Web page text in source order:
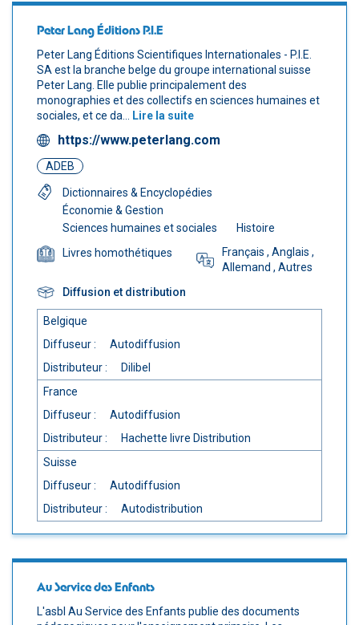
Peter Lang Éditions P.I.E
Peter Lang Éditions Scientifiques Internationales - P.I.E.
SA est la branche belge du groupe international suisse
Peter Lang. Elle publie principalement des
monographies et des collectifs en sciences humaines et
sociales, et ce da...
Lire la suite
https://www.peterlang.com
ADEB
Dictionnaires & Encyclopédies
Économie & Gestion
Sciences humaines et sociales
Histoire
Livres homothétiques
Français , Anglais ,
Allemand , Autres
Diffusion et distribution
Belgique
Diffuseur :
Autodiffusion
Distributeur :
Dilibel
France
Diffuseur :
Autodiffusion
Distributeur :
Hachette livre Distribution
Suisse
Diffuseur :
Autodiffusion
Distributeur :
Autodistribution
Au Service des Enfants
L'asbl Au Service des Enfants publie des documents